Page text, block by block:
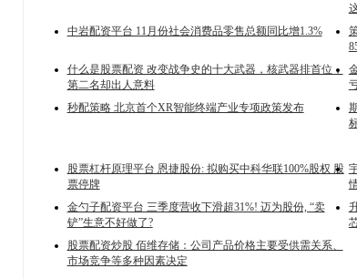
中岩配资平台 11月份社会消费品零售总额同比增1.3%
什么是股票配资 改变战争史的十大武器，核武器排首位，
第二名却出人意料
秒配策略 北京首个XR智能终端产业专项政策发布
股票杠杆原理平台 恩捷股份: 拟购买中科华联100%股权 股
票停牌
金勺子配资平台 三季度营收下滑超31%! 迈为股份, “卖
铲”生意不好做了?
股票配资炒股 佰维存储：公司产品价格主要受供需关系、
市场竞争等多种因素决定